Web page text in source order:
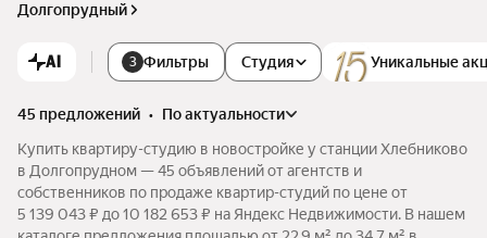
Долгопрудный
AI 3 Фильтры Уникальные
Студия
45 предложений •
по актуальности
Купить квартиру-студию в новостройке у станции Хлебниково
в Долгопрудном — 45 объявлений от агентств и
собственников по продаже квартир-студий по цене от
5 139 043 ₽ до 10 182 653 ₽ на Яндекс Недвижимости. В нашем